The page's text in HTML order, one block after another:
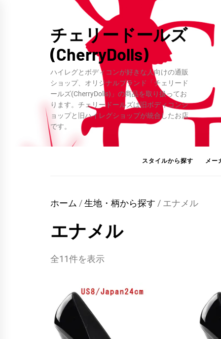
チェリードールズ
(CherryDolls)
ハイレグとボディコンが好きな人向けの通販
ショップ、オリジナルブランド「チェリード
ールズ(CherryDolls)」の商品を取り扱ってお
ります。チェリードールズは旧ボディコンシ
ョップと旧ハイレグショップが統合したお店
です。
スタイルから探す メー
ホーム /生地・柄から探す / エナメル
エナメル
全11件を表示